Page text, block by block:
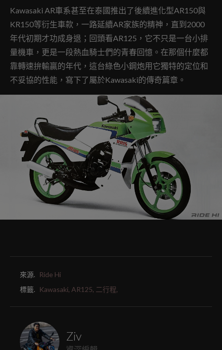
Kawasaki AR車系甚至在泰國推出了後續進化型AR150與
KR150等衍生車款，一路延續AR家族的精神，直到2000
年代初期才功成身退；回頭看AR125，它不只是一台小排
量機車，更是一段熱血騎士們的青春回憶。在那個什麼都
靠轉速拚輸贏的年代，這台綠色小鋼炮用它獨特的定位和
不妥協的性能，寫下了屬於Kawasaki的傳奇篇章。
來源.
Ride Hi
標籤.
Kawasaki, AR125, 二行程,
Ziv